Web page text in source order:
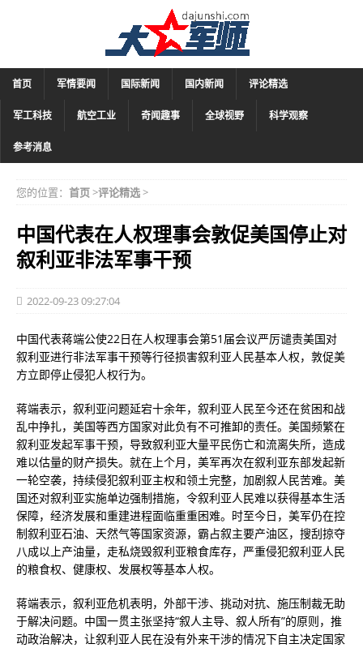
首页 军情要闻 国际新闻 国内新闻 评论精选
军工科技 航空工业 奇闻趣事 全球视野 科学观察
参考消息
您的位置： 首页>评论精选>
中国代表在人权理事会敦促美国停止对
叙利亚非法军事干预
2022-09-23 09:27:04
中国代表蒋端公使22日在人权理事会第51届会议严厉谴责美国对
叙利亚进行非法军事干预等行径损害叙利亚人民基本人权，敦促美
方立即停止侵犯人权行为。
蒋端表示，叙利亚问题延宕十余年，叙利亚人民至今还在贫困和战
乱中挣扎，美国等西方国家对此负有不可推卸的责任。美国频繁在
叙利亚发起军事干预，导致叙利亚大量平民伤亡和流离失所，造成
难以估量的财产损失。就在上个月，美军再次在叙利亚东部发起新
一轮空袭，持续侵犯叙利亚主权和领土完整，加剧叙人民苦难。美
国还对叙利亚实施单边强制措施，令叙利亚人民难以获得基本生活
保障，经济发展和重建进程面临重重困难。时至今日，美军仍在控
制叙利亚石油、天然气等国家资源，霸占叙主要产油区，搜刮掠夺
八成以上产油量，走私烧毁叙利亚粮食库存，严重侵犯叙利亚人民
的粮食权、健康权、发展权等基本人权。
蒋端表示，叙利亚危机表明，外部干涉、挑动对抗、施压制裁无助
于解决问题。中国一贯主张坚持“叙人主导、叙人所有”的原则，推
动政治解决，让叙利亚人民在没有外来干涉的情况下自主决定国家